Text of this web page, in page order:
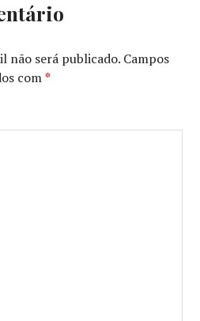
não será publicado. Campos
com*